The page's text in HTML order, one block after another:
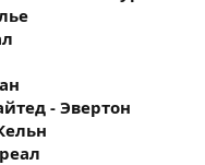
- Эвертон